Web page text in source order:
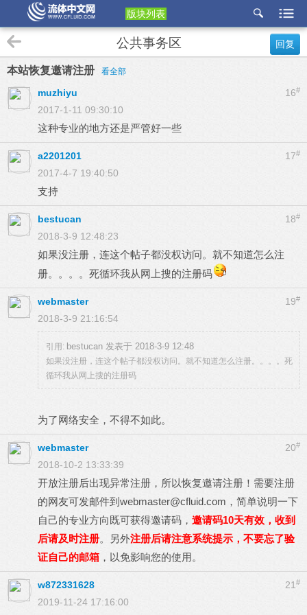
版块列表
etu
p
回复
公共事务区
本站恢复邀请注册 看全部
16#
muzhiyu
2017-1-11 09:30:10
这种专业的地方还是严管好一些
17#
a2201201
2017-4-7 19:40:50
支持
18#
bestucan
2018-3-9 12:48:23
如果没注册，连这个帖子都没权访问。就不知道怎么注
册。。。。死循环我从网上搜的注册码
19#
webmaster
2018-3-9 21:16:54
引用: bestucan 发表于 2018-3-9 12:48
如果没注册，连这个帖子都没权访问。就不知道怎么注册。。。。死
循环我从网上搜的注册码
为了网络安全，不得不如此。
20#
webmaster
2018-10-2 13:33:39
开放注册后出现异常注册，所以恢复邀请注册！需要注册
的网友可发邮件到 webmaster@cfluid.com ，简单说明一下
自己的专业方向既可获得邀请码， 邀请码10天有效，收到
后请及时注册。另外注册后请注意系统提示，不要忘了验
证自己的邮箱 ，以免影响您的使用。
21 #
w872331628
2019-11-24 17:16:00